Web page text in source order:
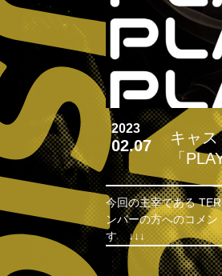
2023
02.07
キャス
「
今回の主宰である
ンバーの方へのコメ
す ↓↓↓